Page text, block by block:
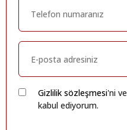
Gizlilik sözleşmesi'ni ve
kabul ediyorum.